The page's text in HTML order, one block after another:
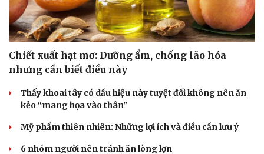
Văn hóa
Sân khấu - Điện ảnh
Văn học
Di sản
Giải trí
Nghệ sĩ
Chiết xuất hạt mơ: Dưỡng ẩm, chống lão hóa
nhưng cần biết điều này
Thấy khoai tây có dấu hiệu này tuyệt đối không nên ăn
kẻo “mang họa vào thân"
Mỹ phẩm thiên nhiên: Những lợi ích và điều cần lưu ý
6 nhóm người nên tránh ăn lòng lợn